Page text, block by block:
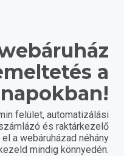
a
felület, automatizálási
és raktárkezelő
a webáruházad néhány
mindig könnyedén.